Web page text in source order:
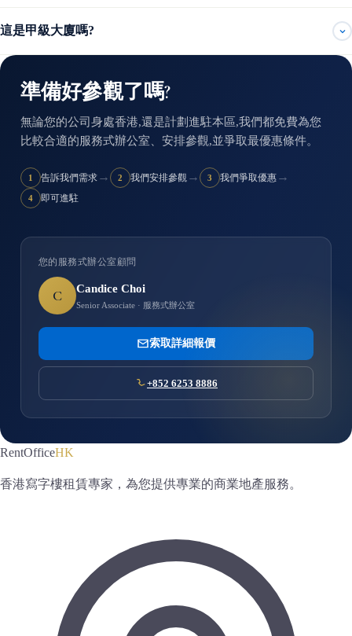
這是甲級大廈嗎?
準備好參觀了嗎?
無論您的公司身處香港,還是計劃進駐本區,我們都免費為您
比較合適的服務式辦公室、安排參觀,並爭取最優惠條件。
1 告訴我們需求 → 2 我們安排參觀 → 3 我們爭取優惠 →
4 即可進駐
您的服務式辦公室顧問
C Candice Choi
Senior Associate · 服務式辦公室
索取詳細報價
+852 6253 8886
RentOfficeHK
香港寫字樓租賃專家，為您提供專業的商業地產服務。